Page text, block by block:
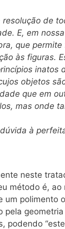
de
E, em
que
às figuras.
inatos
objetos
que em
mas onde
à
neste
método é, ao
um polimento
podendo